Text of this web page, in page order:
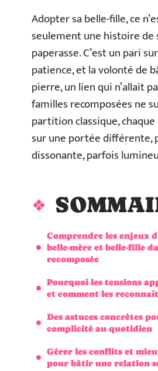
Adopter sa belle-fille, ce
seulement une histoire de
paperasse. C’est un pari
patience, et la volonté de
pierre, un lien qui n’allait
familles recomposées ne
partition classique,
sur une portée différente,
dissonante, parfois
Comprendre les enjeux
belle-mère et belle-fille
recomposée
Pourquoi les tensions
et comment les
Des astuces concrètes
complicité au quotidien
Gérer les conflits et
pour bâtir une relation